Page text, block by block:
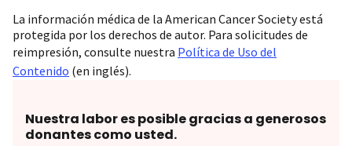
La información médica de la American Cancer Society está
protegida por los derechos de autor. Para solicitudes de
reimpresión, consulte nuestra Política de Uso del
Contenido (en inglés).
Nuestra labor es posible gracias a generosos
donantes como usted.